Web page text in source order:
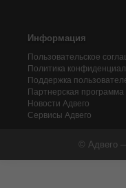
Информация
Пользовательское
Политика
Поддержка
Партнерская программа
Новости Адвего
Сервисы Адвего
© Адвего